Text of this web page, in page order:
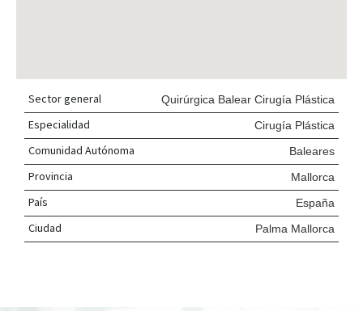
Sector general Quirúrgica Balear Cirugía Plástica
Especialidad Cirugía Plástica
Comunidad Autónoma Baleares
Provincia Mallorca
País España
Ciudad Palma Mallorca